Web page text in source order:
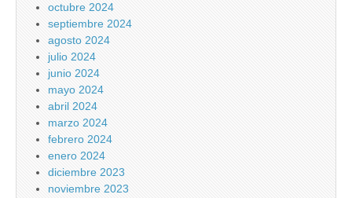
octubre 2024
septiembre 2024
agosto 2024
julio 2024
junio 2024
mayo 2024
abril 2024
marzo 2024
febrero 2024
enero 2024
diciembre 2023
noviembre 2023